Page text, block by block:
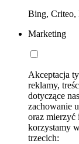
Bing, Criteo,
Marketing
Akceptacja
reklamy,
dotyczące
zachowanie
oraz mierzyć
korzystamy
trzecich: